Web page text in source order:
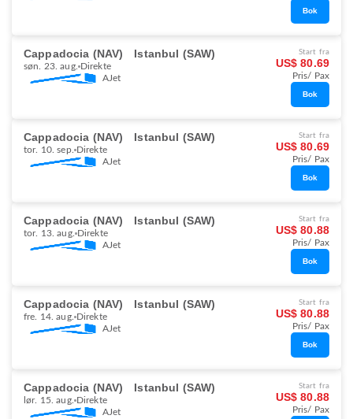
Bok
Cappadocia (NAV) Istanbul (SAW)
søn. 23. aug. Direkte
AJet
Start fra
US$ 80.69
Pris/ Pax
Bok
Cappadocia (NAV) Istanbul (SAW)
tor. 10. sep. Direkte
AJet
Start fra
US$ 80.69
Pris/ Pax
Bok
Cappadocia (NAV) Istanbul (SAW)
tor. 13. aug. Direkte
AJet
Start fra
US$ 80.88
Pris/ Pax
Bok
Cappadocia (NAV) Istanbul (SAW)
fre. 14. aug. Direkte
AJet
Start fra
US$ 80.88
Pris/ Pax
Bok
Cappadocia (NAV) Istanbul (SAW)
lør. 15. aug. Direkte
AJet
Start fra
US$ 80.88
Pris/ Pax